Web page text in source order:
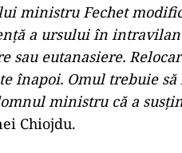
ministru Fechet
a ursului în
eutanasiere.
înapoi. Omul trebuie să
ministru că a
Chiojdu.